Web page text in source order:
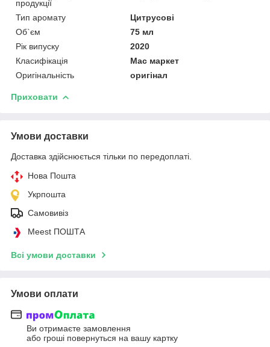
продукції
Тип аромату
Цитрусові
Об`єм
75 мл
Рік випуску
2020
Класифікація
Мас маркет
Оригінальність
оригінал
Приховати
Умови доставки
Доставка здійснюється тільки по передоплаті.
Нова Пошта
Укрпошта
Самовивіз
Meest ПОШТА
Всі умови доставки
Умови оплати
Ви отримаєте замовлення
або гроші повернуться на вашу картку